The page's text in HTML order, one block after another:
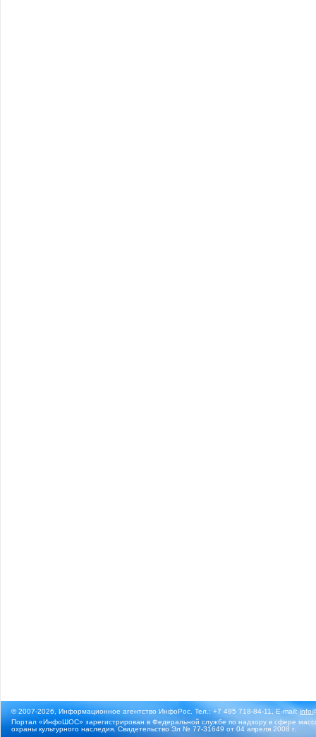
© 2007-2026, Информационное агентство ИнфоРос. Тел.: +7 495 718-84-11, E-mail:
Портал «ИнфоШОС» зарегистрирован в Федеральной службе по надзору в сфере
охраны культурного наследия. Свидетельство Эл № 77-31649 от 04 апреля 2008 г.